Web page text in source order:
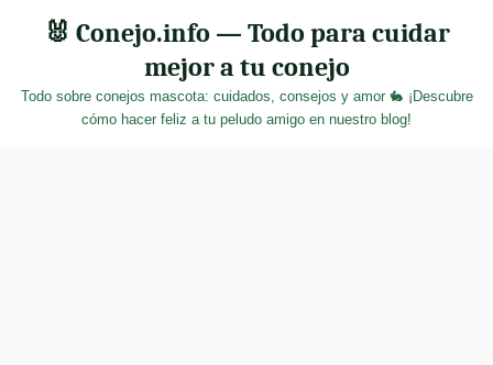
🐰 Conejo.info — Todo para cuidar
mejor a tu conejo
Todo sobre conejos mascota: cuidados, consejos y amor 🐇 ¡Descubre
cómo hacer feliz a tu peludo amigo en nuestro blog!